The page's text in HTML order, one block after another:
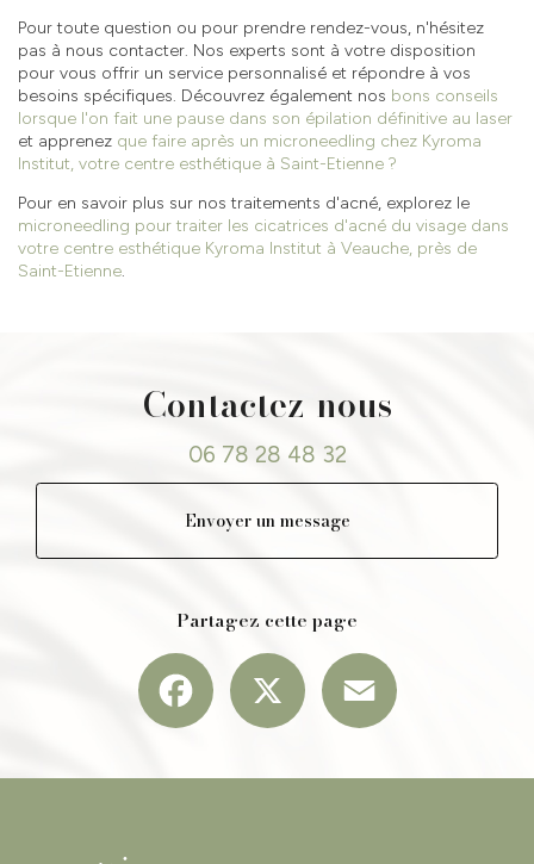
Pour toute question ou pour prendre rendez-vous, n'hésitez
pas à nous contacter. Nos experts sont à votre disposition
pour vous offrir un service personnalisé et répondre à vos
besoins spécifiques. Découvrez également nos bons conseils
lorsque l'on fait une pause dans son épilation définitive au laser
et apprenez que faire après un microneedling chez Kyroma
Institut, votre centre esthétique à Saint-Etienne ?
Pour en savoir plus sur nos traitements d'acné, explorez le
microneedling pour traiter les cicatrices d'acné du visage dans
votre centre esthétique Kyroma Institut à Veauche, près de
Saint-Etienne.
Contactez-nous
06 78 28 48 32
Envoyer un message
Partagez cette page
Facebook